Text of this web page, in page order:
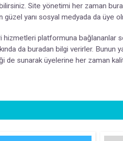
Site yönetimi her zaman
yanı sosyal medyada da üye
platformuna bağlananlar
da buradan bilgi verirler. Bunun
de sunarak üyelerine her zaman